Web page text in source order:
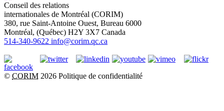
Conseil des relations
internationales de Montréal (CORIM)
380, rue Saint-Antoine Ouest, Bureau 6000
Montréal, (Québec) H2Y 3X7 Canada
514-340-9622 info@corim.qc.ca
© CORIM 2026 Politique de confidentialité